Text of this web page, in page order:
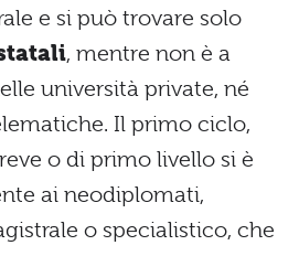
e si può trovare solo
, mentre non è a
università private, né
Il primo ciclo,
o di primo livello si è
ai neodiplomati,
o specialistico, che